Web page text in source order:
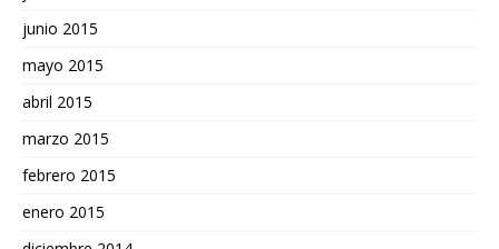
junio 2015
mayo 2015
abril 2015
marzo 2015
febrero 2015
enero 2015